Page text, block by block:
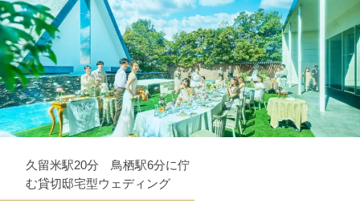
久留米駅20分 鳥栖駅6分に佇
む貸切邸宅型ウェディング